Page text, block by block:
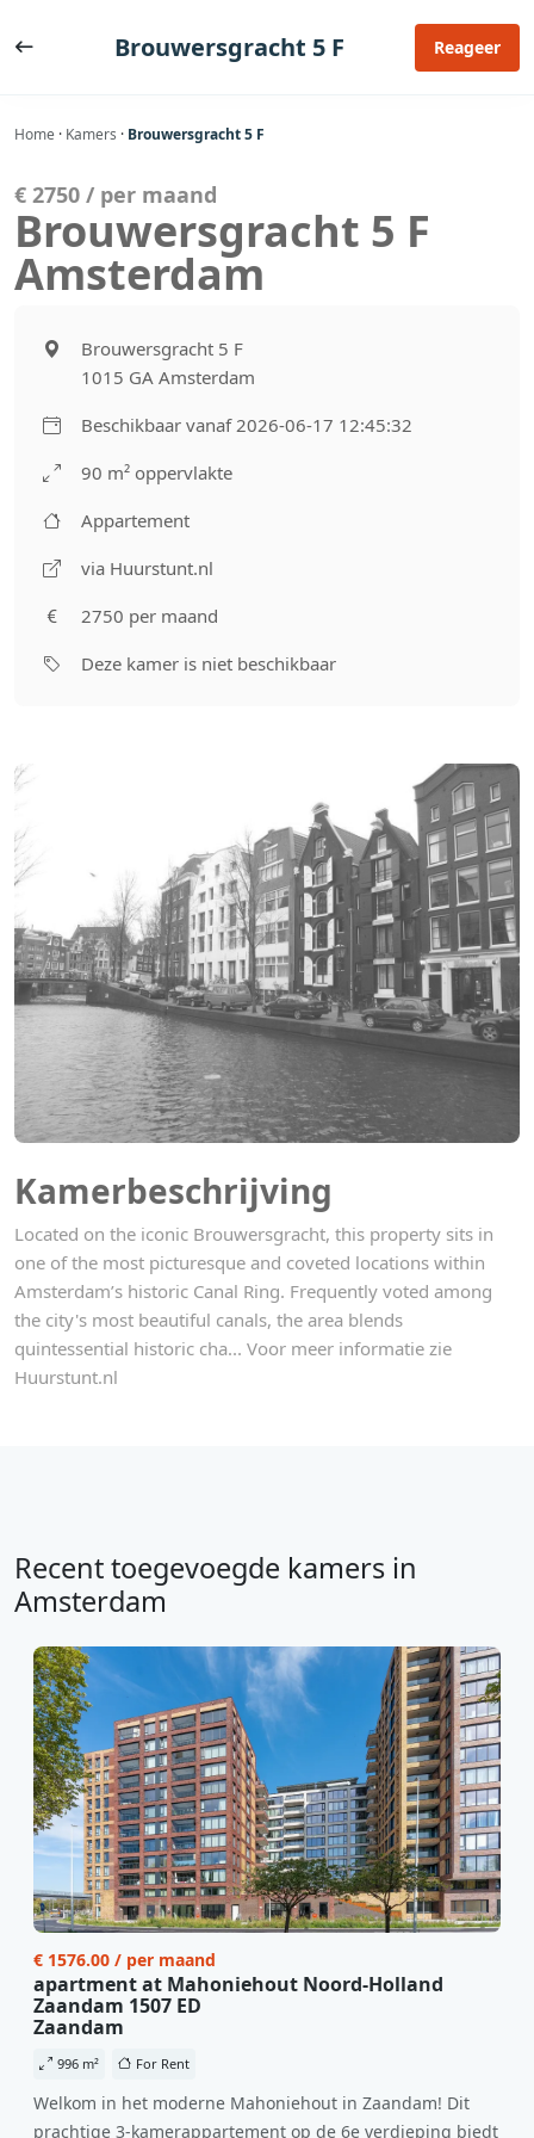
naar
Brouwersgracht 5 F Reageer
Home · Kamers · Brouwersgracht 5 F
Kamerbeschrijving
Located on the iconic Brouwersgracht, this property sits in
one of the most picturesque and coveted locations within
Amsterdam’s historic Canal Ring. Frequently voted among
the city's most beautiful canals, the area blends
quintessential historic cha... Voor meer informatie zie
Huurstunt.nl
€ 2750 / per maand
Brouwersgracht 5 F
Amsterdam
Brouwersgracht 5 F
1015 GA Amsterdam
Beschikbaar vanaf 2026-06-17 12:45:32
90 m² oppervlakte
Appartement
via Huurstunt.nl
2750 per maand
Deze kamer is niet beschikbaar
Recent toegevoegde kamers in
Amsterdam
€ 1576.00 / per maand
apartment at Mahoniehout Noord-Holland
Zaandam 1507 ED
Zaandam
996 m² For Rent
Welkom in het moderne Mahoniehout in Zaandam! Dit
prachtige 3-kamerappartement op de 6e verdieping biedt